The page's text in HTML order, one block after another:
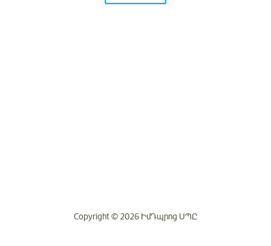
Copyright © 2026 ԻմԴպրոց ՍՊԸ